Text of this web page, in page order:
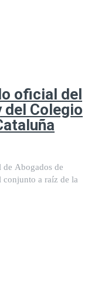
oficial del
del Colegio
Abogados de
a raíz de la